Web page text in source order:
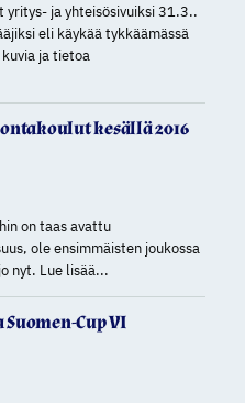
yritys- ja yhteisösivuiksi 31.3..
eli käykää tykkäämässä
ja tietoa
kesällä 2016
on taas avattu
ole ensimmäisten joukossa
nyt. Lue lisää...
Cup VI